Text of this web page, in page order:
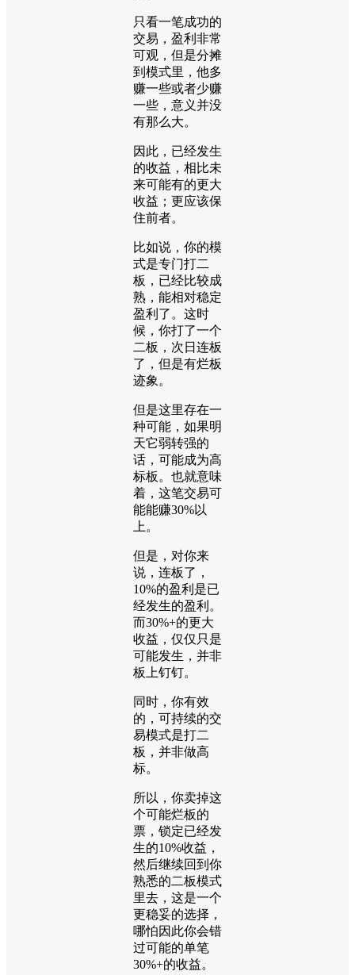
只看一笔成功的
交易，盈利非常
可观，但是分摊
到模式里，他多
赚一些或者少赚
一些，意义并没
有那么大。
因此，已经发生
的收益，相比未
来可能有的更大
收益；更应该保
住前者。
比如说，你的模
式是专门打二
板，已经比较成
熟，能相对稳定
盈利了。这时
候，你打了一个
二板，次日连板
了，但是有烂板
迹象。
但是这里存在一
种可能，如果明
天它弱转强的
话，可能成为高
标板。也就意味
着，这笔交易可
能能赚30%以
上。
但是，对你来
说，连板了，
10%的盈利是已
经发生的盈利。
而30%+的更大
收益，仅仅只是
可能发生，并非
板上钉钉。
同时，你有效
的，可持续的交
易模式是打二
板，并非做高
标。
所以，你卖掉这
个可能烂板的
票，锁定已经发
生的10%收益，
然后继续回到你
熟悉的二板模式
里去，这是一个
更稳妥的选择，
哪怕因此你会错
过可能的单笔
30%+的收益。